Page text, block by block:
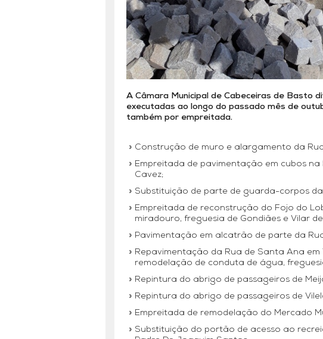
A Câmara Municipal de Cabeceiras de Basto
executadas ao longo do passado mês de
também por empreitada.
Construção de muro e alargamento da
Empreitada de pavimentação em cubos
Cavez;
Substituição de parte de guarda-corpos
Empreitada de reconstrução do Fojo do
miradouro, freguesia de Gondiães e Vilar
Pavimentação em alcatrão de parte da
Repavimentação da Rua de Santa Ana em
remodelação de conduta de água,
Repintura do abrigo de passageiros de
Repintura do abrigo de passageiros de
Empreitada de remodelação do Mercado
Substituição do portão de acesso ao